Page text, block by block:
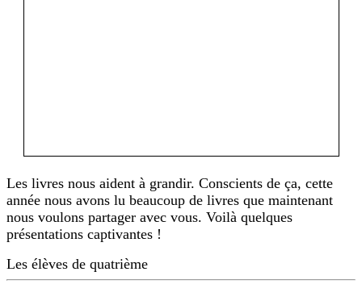
Les livres nous aident à grandir. Conscients de ça, cette
année nous avons lu beaucoup de livres que maintenant
nous voulons partager avec vous. Voilà quelques
présentations captivantes !
Les élèves de quatrième